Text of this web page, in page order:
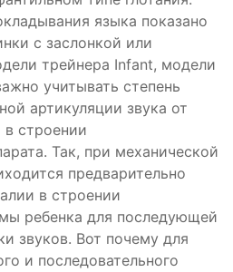
языка показано
с заслонкой или
трейнера Infant, модели
учитывать степень
артикуляции звука от
строении
Так, при механической
предварительно
в строении
ребенка для последующей
звуков. Вот почему для
и последовательного